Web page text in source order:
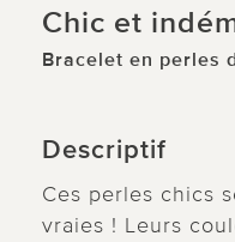
Chic et
Bracelet en perles
Descriptif
Ces perles chics
vraies ! Leurs